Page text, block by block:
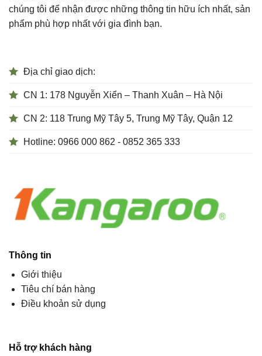
chúng tôi để nhận được những thông tin hữu ích nhất, sản
phẩm phù hợp nhất với gia đình bạn.
Địa chỉ giao dịch:
CN 1: 178 Nguyễn Xiển – Thanh Xuân – Hà Nội
CN 2: 118 Trung Mỹ Tây 5, Trung Mỹ Tây, Quận 12
Hotline: 0966 000 862 - 0852 365 333
Thông tin
Giới thiệu
Tiêu chí bán hàng
Điều khoản sử dụng
Hỗ trợ khách hàng